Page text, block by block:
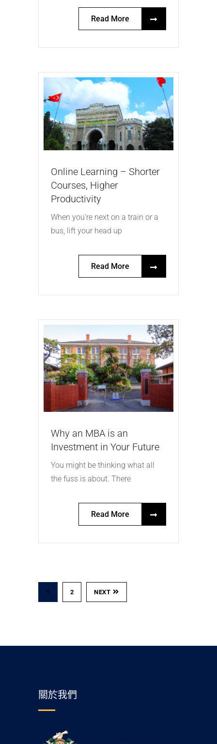
Read More
Online Learning – Shorter
Courses, Higher
Productivity
When you’re next on a train or a
bus, lift your head up
Read More
Why an MBA is an
Investment in Your Future
You might be thinking what all
the fuss is about. There
Read More
1 2 NEXT
關於我們